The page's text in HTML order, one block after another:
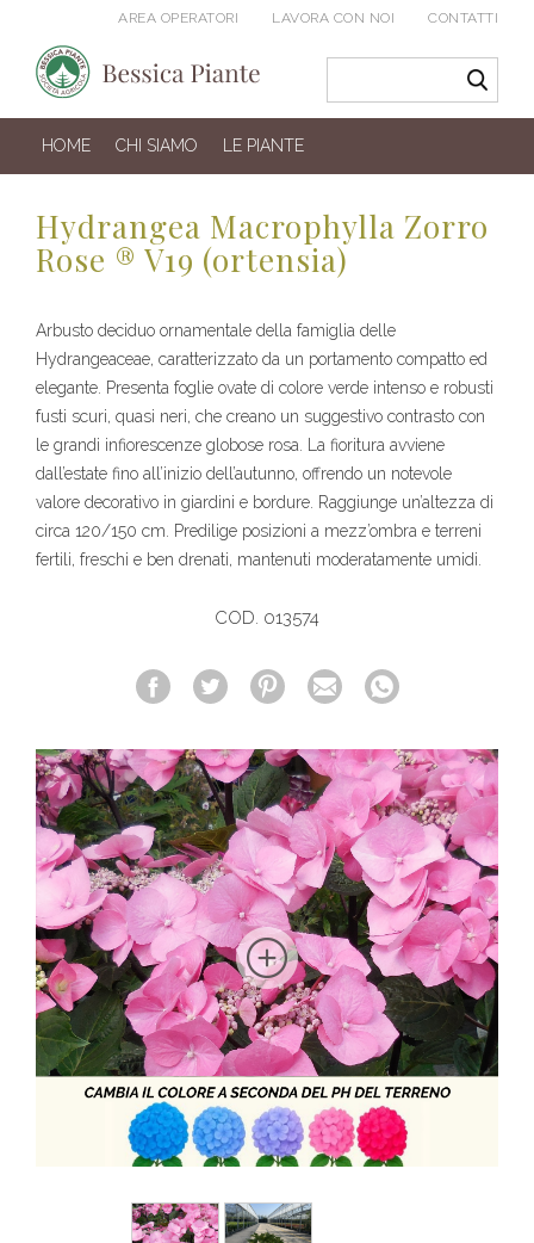
AREA OPERATORI LAVORA CON NOI CONTATTI
HOME CHI SIAMO LE PIANTE
Hydrangea Macrophylla Zorro
Rose ® V19 (ortensia)
Arbusto deciduo ornamentale della famiglia delle
Hydrangeaceae, caratterizzato da un portamento compatto ed
elegante. Presenta foglie ovate di colore verde intenso e robusti
fusti scuri, quasi neri, che creano un suggestivo contrasto con
le grandi infiorescenze globose rosa. La fioritura avviene
dall’estate fino all’inizio dell’autunno, offrendo un notevole
valore decorativo in giardini e bordure. Raggiunge un’altezza di
circa 120/150 cm. Predilige posizioni a mezz’ombra e terreni
fertili, freschi e ben drenati, mantenuti moderatamente umidi.
COD. 013574